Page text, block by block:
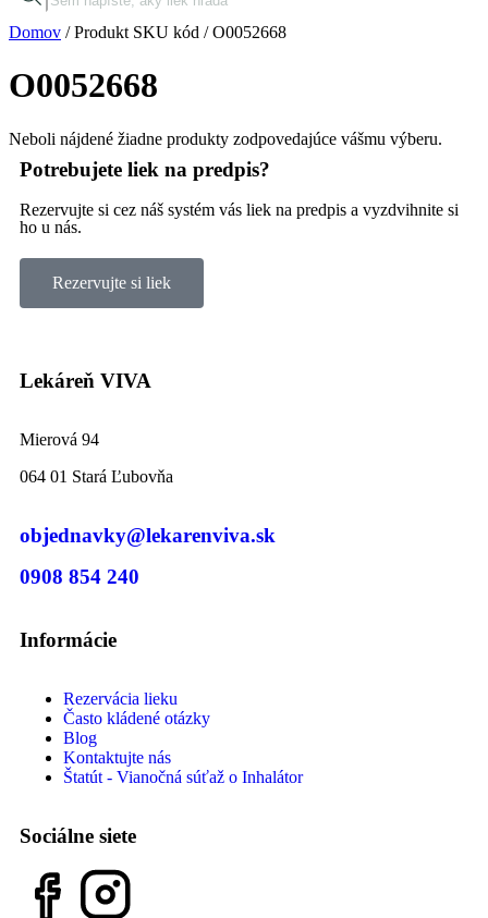
Domov / Produkt SKU kód / O0052668
O0052668
Neboli nájdené žiadne produkty zodpovedajúce vášmu výberu.
Potrebujete liek na predpis?
Rezervujte si cez náš systém vás liek na predpis a vyzdvihnite si
ho u nás.
Rezervujte si liek
Lekáreň VIVA
Mierová 94
064 01 Stará Ľubovňa
objednavky@lekarenviva.sk
0908 854 240
Informácie
Rezervácia lieku
Často kládené otázky
Blog
Kontaktujte nás
Štatút - Vianočná súťaž o Inhalátor
Sociálne siete